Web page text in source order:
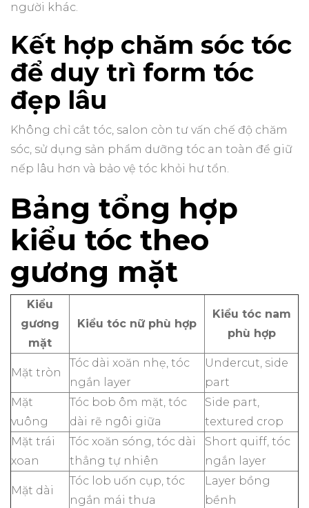
người khác.
Kết hợp chăm sóc tóc
để duy trì form tóc
đẹp lâu
Không chỉ cắt tóc, salon còn tư vấn chế độ chăm
sóc, sử dụng sản phẩm dưỡng tóc an toàn để giữ
nếp lâu hơn và bảo vệ tóc khỏi hư tổn.
Bảng tổng hợp
kiểu tóc theo
gương mặt
Kiểu
gương
mặt
Kiểu tóc nữ phù hợp
Kiểu tóc nam
phù hợp
Mặt tròn
Tóc dài xoăn nhẹ, tóc
ngắn layer
Undercut, side
part
Mặt
vuông
Tóc bob ôm mặt, tóc
dài rẽ ngôi giữa
Side part,
textured crop
Mặt trái
xoan
Tóc xoăn sóng, tóc dài
thẳng tự nhiên
Short quiff, tóc
ngắn layer
Mặt dài
Tóc lob uốn cụp, tóc
ngắn mái thưa
Layer bồng
bềnh